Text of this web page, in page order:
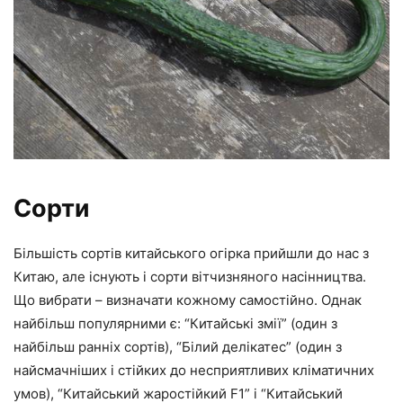
Сорти
Більшість сортів китайського огірка прийшли до нас з
Китаю, але існують і сорти вітчизняного насінництва.
Що вибрати – визначати кожному самостійно. Однак
найбільш популярними є: “Китайські змії” (один з
найбільш ранніх сортів), “Білий делікатес” (один з
найсмачніших і стійких до несприятливих кліматичних
умов), “Китайський жаростійкий F1” і “Китайський